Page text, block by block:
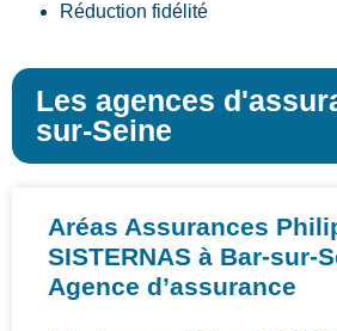
Réduction fidélité
Les agences
sur-Seine
Aréas Assurances
SISTERNAS à Bar-sur-
Agence d’assurance